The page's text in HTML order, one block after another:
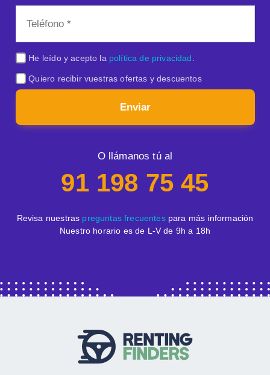
He leído y acepto la política de privacidad.
Quiero recibir vuestras ofertas y descuentos
Enviar
O llámanos tú al
91 198 75 45
Revisa nuestras preguntas frecuentespara más información
Nuestro horario es de L-V de 9h a 18h